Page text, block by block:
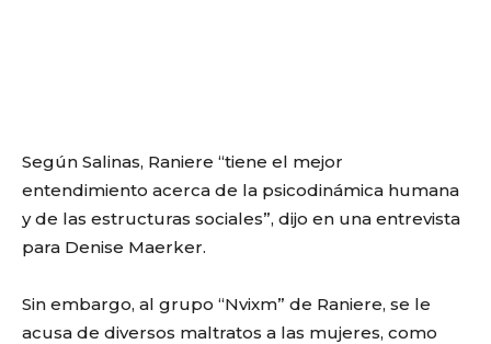
Según Salinas, Raniere “tiene el mejor
entendimiento acerca de la psicodinámica humana
y de las estructuras sociales”, dijo en una entrevista
para Denise Maerker.
Sin embargo, al grupo “Nvixm” de Raniere, se le
acusa de diversos maltratos a las mujeres, como